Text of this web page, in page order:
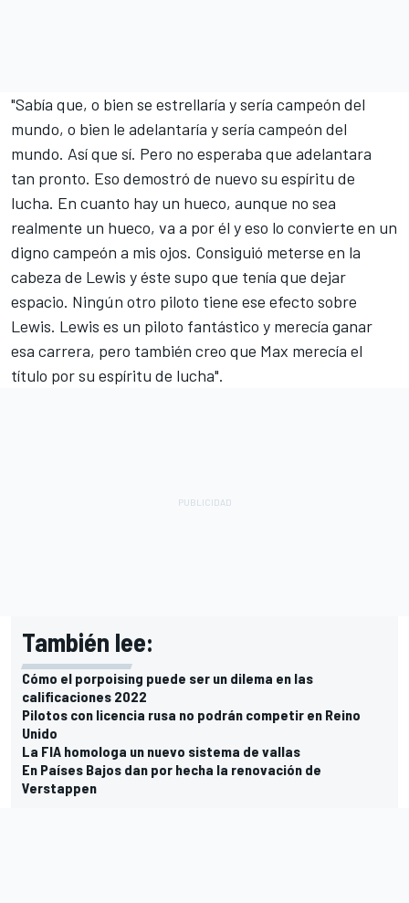
"Sabía que, o bien se estrellaría y sería campeón del
mundo, o bien le adelantaría y sería campeón del
mundo. Así que sí. Pero no esperaba que adelantara
tan pronto. Eso demostró de nuevo su espíritu de
lucha. En cuanto hay un hueco, aunque no sea
realmente un hueco, va a por él y eso lo convierte en un
digno campeón a mis ojos. Consiguió meterse en la
cabeza de Lewis y éste supo que tenía que dejar
espacio. Ningún otro piloto tiene ese efecto sobre
Lewis. Lewis es un piloto fantástico y merecía ganar
esa carrera, pero también creo que Max merecía el
título por su espíritu de lucha".
También lee:
Cómo el porpoising puede ser un dilema en las
calificaciones 2022
Pilotos con licencia rusa no podrán competir en Reino
Unido
La FIA homologa un nuevo sistema de vallas
En Países Bajos dan por hecha la renovación de
Verstappen